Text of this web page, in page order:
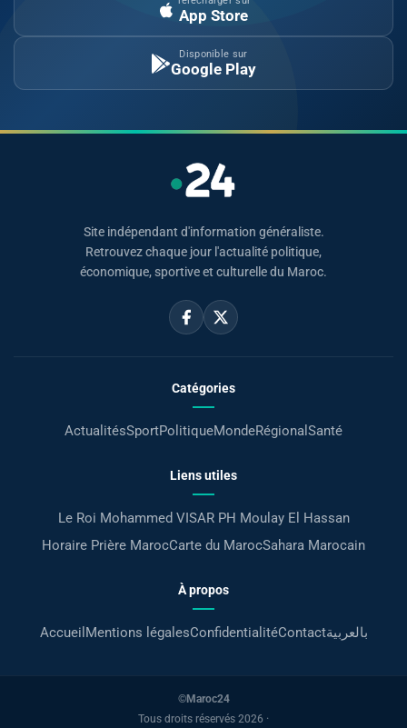
App Store
Disponible sur
Google Play
Site indépendant d'information généraliste.
Retrouvez chaque jour l'actualité politique,
économique, sportive et culturelle du Maroc.
Catégories
ActualitésSportPolitiqueMondeRégional Santé
Liens utiles
Le Roi Mohammed VISAR PH Moulay El Hassan
Horaire Prière MarocCarte du MarocSahara Marocain
À propos
Accueil Mentions légalesConfidentialitéContactبالعربية
©Maroc24
Tous droits réservés 2026 ·